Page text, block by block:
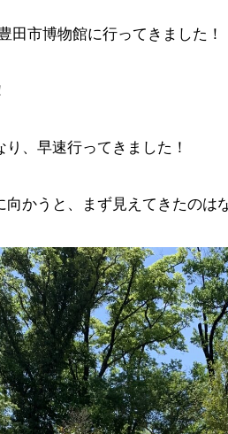
市博物館に行ってきました！
、早速行ってきました！
かうと、まず見えてきたのは